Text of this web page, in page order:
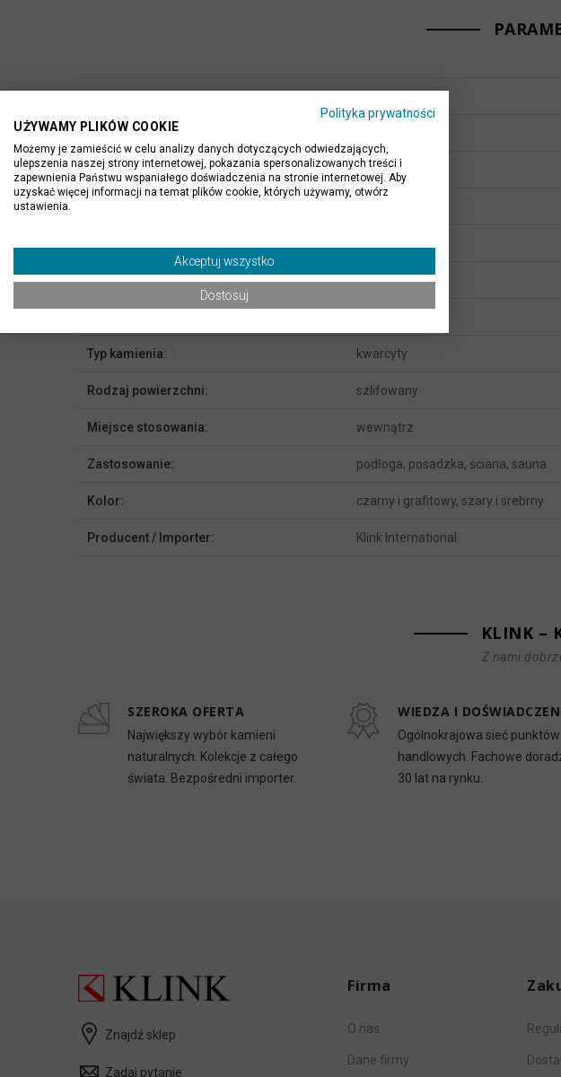
Szerokość:
Grubość: 10,00 mm
Waga opakowania: 2.47 kg
Typ kamienia: kwarcyty
Rodzaj powierzchni: szlifowany
Miejsce stosowania: wewnątrz
Zastosowanie: podłoga, posadzka, ściana, sauna
Kolor: czarny i grafitowy, szary i srebrny
Producent / Importer: Klink International
KLINK –
Z nami
SZEROKA OFERTA
Największy wybór kamieni
naturalnych. Kolekcje z całego
świata. Bezpośredni importer.
WIEDZA I
Ogólnokrajowa sieć punktów
handlowych. Fachowe
30 lat na rynku.
Znajdź sklep
Zadaj pytanie
Firma
O nas
Dane firmy
Polityka prywatności
UŻYWAMY PLIKÓW COOKIE
Możemy je zamieścić w celu analizy danych dotyczących odwiedzających,
ulepszenia naszej strony internetowej, pokazania spersonalizowanych treści i
zapewnienia Państwu wspaniałego doświadczenia na stronie internetowej. Aby
uzyskać więcej informacji na temat plików cookie, których używamy, otwórz
ustawienia.
Akceptuj wszystko
Dostosuj